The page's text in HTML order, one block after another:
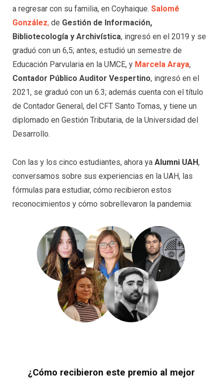
a regresar con su familia, en Coyhaique. Salomé
González, de Gestión de Información,
Bibliotecología y Archivística, ingresó en el 2019 y se
graduó con un 6,5; antes, estudió un semestre de
Educación Parvularia en la UMCE, y Marcela Araya,
Contador Público Auditor Vespertino, ingresó en el
2021, se graduó con un 6.3; además cuenta con el título
de Contador General, del CFT Santo Tomas, y tiene un
diplomado en Gestión Tributaria, de la Universidad del
Desarrollo.
Con las y los cinco estudiantes, ahora ya Alumni UAH,
conversamos sobre sus experiencias en la UAH, las
fórmulas para estudiar, cómo recibieron estos
reconocimientos y cómo sobrellevaron la pandemia:
¿Cómo recibieron este premio al mejor